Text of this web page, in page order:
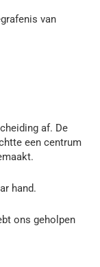
van
af. De
een centrum
hand.
ons geholpen